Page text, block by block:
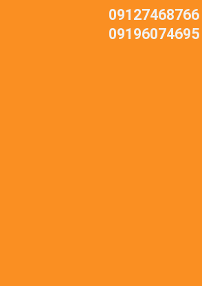
09127468766
09196074695